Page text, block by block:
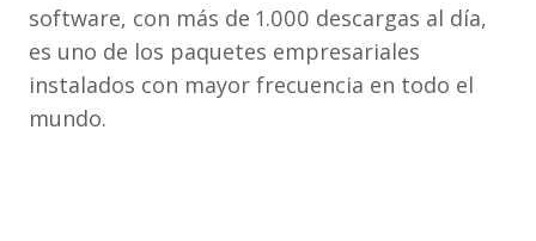
software, con más de 1.000 descargas al día,
es uno de los paquetes empresariales
instalados con mayor frecuencia en todo el
mundo.